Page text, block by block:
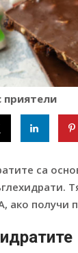
приятели
са
ако